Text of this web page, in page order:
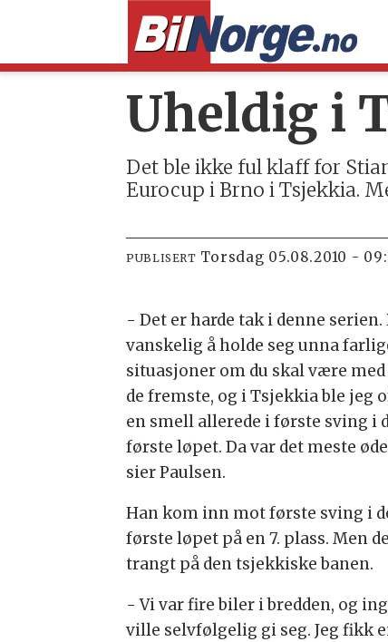
Uheldig i
Det ble ikke ful klaff for
Eurocup i Brno i Tsjekkia.
PUBLISERT torsdag 05.08.2010 -
- Det er harde tak i denne serien.
vanskelig å holde seg unna
situasjoner om du skal være
de fremste, og i Tsjekkia ble jeg
en smell allerede i første sving i
første løpet. Da var det meste
sier Paulsen.
Han kom inn mot første sving i
første løpet på en 7. plass. Men
trangt på den tsjekkiske banen.
- Vi var fire biler i bredden, og
ville selvfølgelig gi seg. Jeg fikk